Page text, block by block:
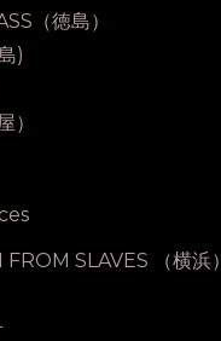
（徳島）
)
）
SLAVES （横浜）